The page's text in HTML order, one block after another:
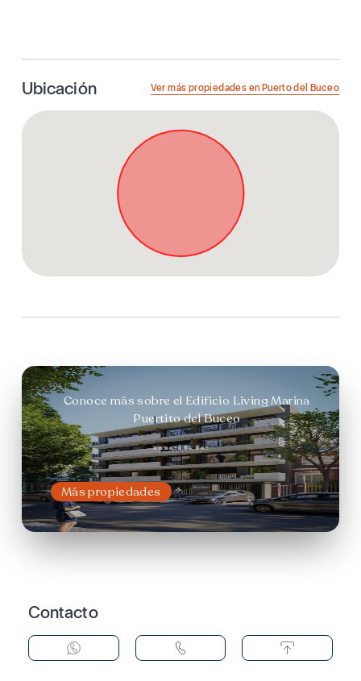
Ubicación Ver más propiedades en Puerto del Buceo
Conoce más sobre el Edificio Living Marina
Puertito del Buceo
Más propiedades
Contacto